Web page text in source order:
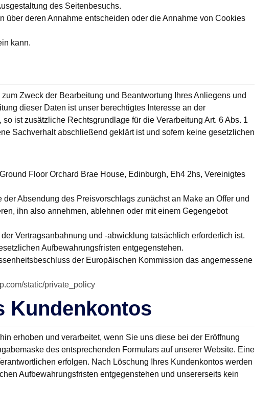
des Seitenbesuchs.
deren Annahme entscheiden oder die Annahme von Cookies
kann.
Zweck der Bearbeitung und Beantwortung Ihres Anliegens und
dieser Daten ist unser berechtigtes Interesse an der
ist zusätzliche Rechtsgrundlage für die Verarbeitung Art. 6 Abs. 1
Sachverhalt abschließend geklärt ist und sofern keine gesetzlichen
Floor Orchard Brae House, Edinburgh, Eh4 2hs, Vereinigtes
Absendung des Preisvorschlags zunächst an Make an Offer und
ihn also annehmen, ablehnen oder mit einem Gegengebot
Vertragsanbahnung und -abwicklung tatsächlich erforderlich ist.
Aufbewahrungsfristen entgegenstehen.
der Europäischen Kommission das angemessene
/static/private_policy
Kundenkontos
erhoben und verarbeitet, wenn Sie uns diese bei der Eröffnung
des entsprechenden Formulars auf unserer Website. Eine
erfolgen. Nach Löschung Ihres Kundenkontos werden
Aufbewahrungsfristen entgegenstehen und unsererseits kein